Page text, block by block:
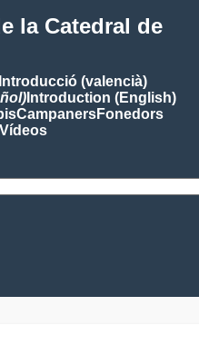
la Catedral de
(valencià)
Introduction (English)
CampanersFonedors
Vídeos